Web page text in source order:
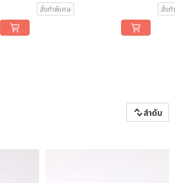
สั่งทำพิเศษ สั่งท
ลำดับ